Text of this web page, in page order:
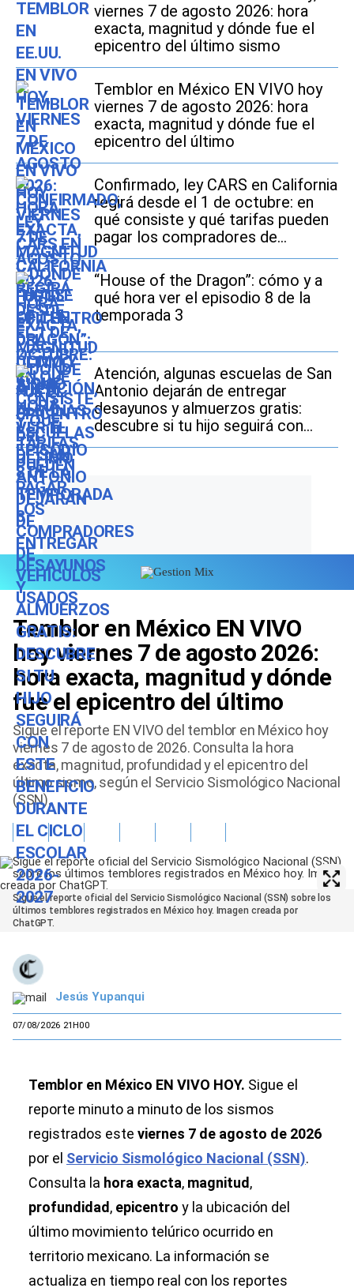
viernes 7 de agosto 2026: hora
exacta, magnitud y dónde fue el
epicentro del último sismo
Temblor en México EN VIVO hoy
viernes 7 de agosto 2026: hora
exacta, magnitud y dónde fue el
epicentro del último
Confirmado, ley CARS en California
regirá desde el 1 de octubre: en
qué consiste y qué tarifas pueden
pagar los compradores de
vehículos usados
“House of the Dragon”: cómo y a
qué hora ver el episodio 8 de la
temporada 3
Atención, algunas escuelas de San
Antonio dejarán de entregar
desayunos y almuerzos gratis:
descubre si tu hijo seguirá con
este beneficio durante el ciclo